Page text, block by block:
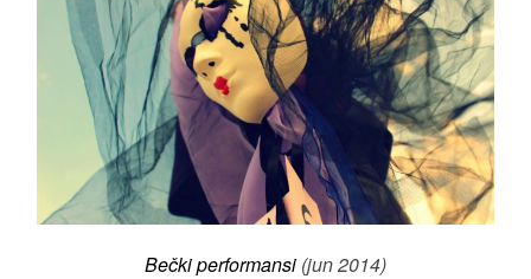
Bečki performansi (jun 2014)